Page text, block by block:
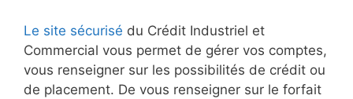
Le site sécurisé du Crédit Industriel et
Commercial vous permet de gérer vos comptes,
vous renseigner sur les possibilités de crédit ou
de placement. De vous renseigner sur le forfait